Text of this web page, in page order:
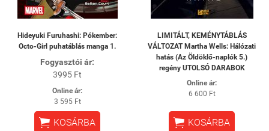
Hideyuki Furuhashi: Pókember:
Octo-Girl puhatáblás manga 1.
Fogyasztói ár:
3995 Ft
Online ár:
3 595 Ft
 KOSÁRBA
LIMITÁLT, KEMÉNYTÁBLÁS
VÁLTOZAT Martha Wells: Hálózati
hatás (Az Öldöklő-naplók 5.)
regény UTOLSÓ DARABOK
Online ár:
6 600 Ft
 KOSÁRBA